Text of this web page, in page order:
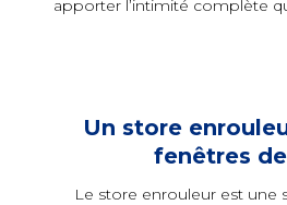
apporter l’intimité complète
Un store
fenêtres
Le store enrouleur est une